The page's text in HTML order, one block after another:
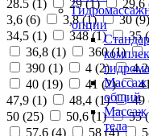
опции
Массаж
общий
Массаж
тела
28.5 (1) 29 (1) 29,6
3,6 (6) 3,8 (1) 30 (9
34,5 (1) 348 (1) 35 (
36,8 (1) 360 (1)
390 (1) 4 (2)
40 (19) 41 (2)
47,9 (1) 48,4 (1) 49
50 (25) 50,6 (1) 55 (
57,6 (4) 58 (4)